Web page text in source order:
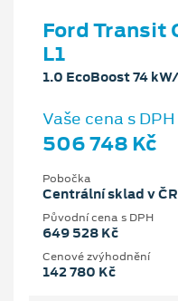
Ford Transit
L1
1.0 EcoBoost 74
Vaše cena s DPH
506 748 Kč
Pobočka
Centrální sklad v ČR
Původní cena s DPH
649 528 Kč
Cenové zvýhodnění
142 780 Kč